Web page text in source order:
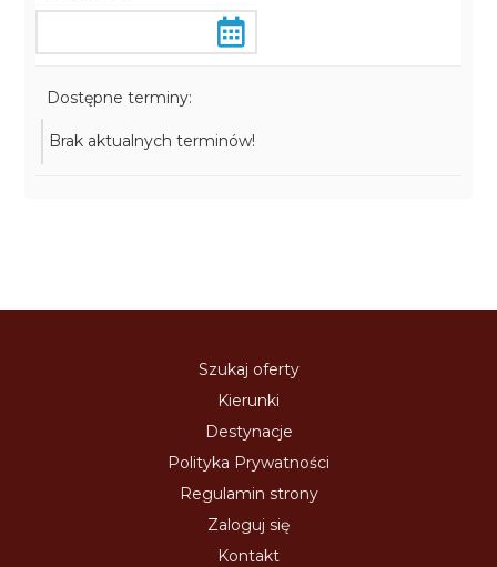
Dostępne terminy:
Brak aktualnych terminów!
Szukaj oferty
Kierunki
Destynacje
Polityka Prywatności
Regulamin strony
Zaloguj się
Kontakt